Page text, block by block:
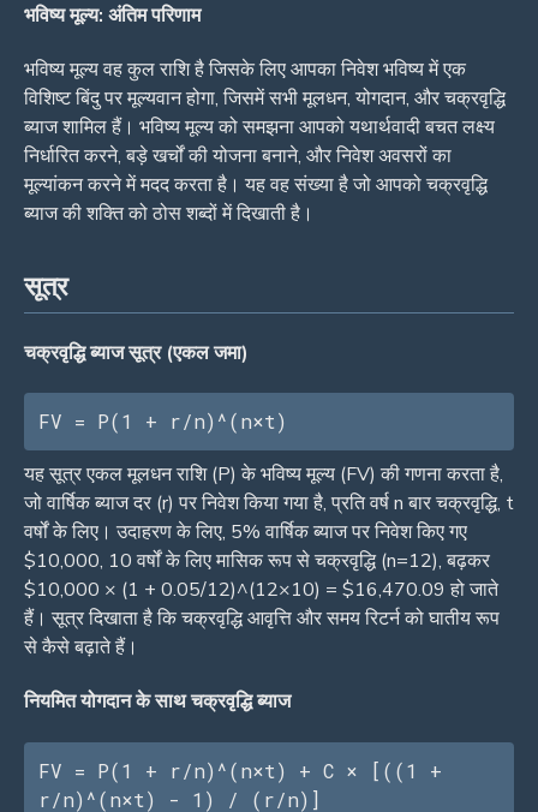
भविष्य मूल्य: अंतिम परिणाम
भविष्य मूल्य वह कुल राशि है जिसके लिए आपका निवेश भविष्य में एक
विशिष्ट बिंदु पर मूल्यवान होगा, जिसमें सभी मूलधन, योगदान, और चक्रवृद्धि
ब्याज शामिल हैं। भविष्य मूल्य को समझना आपको यथार्थवादी बचत लक्ष्य
निर्धारित करने, बड़े खर्चों की योजना बनाने, और निवेश अवसरों का
मूल्यांकन करने में मदद करता है। यह वह संख्या है जो आपको चक्रवृद्धि
ब्याज की शक्ति को ठोस शब्दों में दिखाती है।
सूत्र
चक्रवृद्धि ब्याज सूत्र (एकल जमा)
FV = P(1 + r/n)^(n×t)
यह सूत्र एकल मूलधन राशि (P) के भविष्य मूल्य (FV) की गणना करता है,
जो वार्षिक ब्याज दर (r) पर निवेश किया गया है, प्रति वर्ष n बार चक्रवृद्धि, t
वर्षों के लिए। उदाहरण के लिए, 5% वार्षिक ब्याज पर निवेश किए गए
$10,000, 10 वर्षों के लिए मासिक रूप से चक्रवृद्धि (n=12), बढ़कर
$10,000 × (1 + 0.05/12)^(12×10) = $16,470.09 हो जाते
हैं। सूत्र दिखाता है कि चक्रवृद्धि आवृत्ति और समय रिटर्न को घातीय रूप
से कैसे बढ़ाते हैं।
नियमित योगदान के साथ चक्रवृद्धि ब्याज
FV = P(1 + r/n)^(n×t) + C × [((1 +
r/n)^(n×t) - 1) / (r/n)]